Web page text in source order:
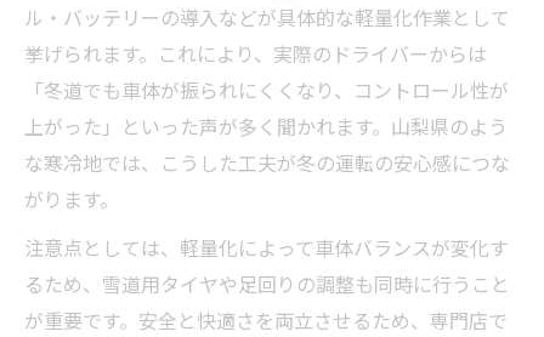
ル・バッテリーの導入などが具体的な軽量化作業として
挙げられます。これにより、実際のドライバーからは
「冬道でも車体が振られにくくなり、コントロール性が
上がった」といった声が多く聞かれます。山梨県のよう
な寒冷地では、こうした工夫が冬の運転の安心感につな
がります。
注意点としては、軽量化によって車体バランスが変化す
るため、雪道用タイヤや足回りの調整も同時に行うこと
が重要です。安全と快適さを両立させるため、専門店で